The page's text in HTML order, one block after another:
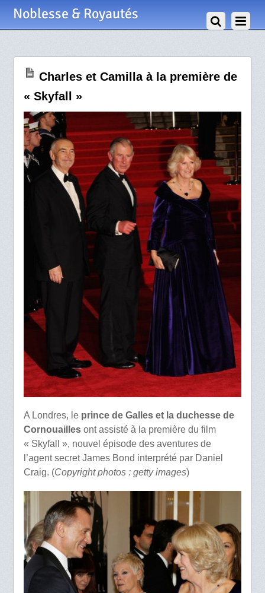
Noblesse & Royautés
Charles et Camilla à la première de
« Skyfall »
A Londres, le prince de Galles et la duchesse de
Cornouaillesont assisté à la première du film
« Skyfall », nouvel épisode des aventures de
l’agent secret James Bond interprété par Daniel
Craig. (Copyright photos : getty images)